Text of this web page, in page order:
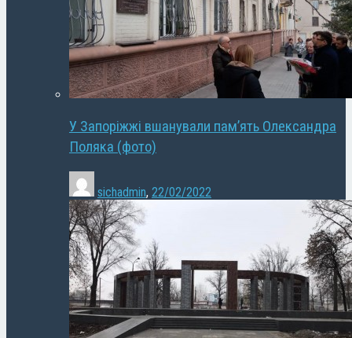
У Запоріжжі вшанували пам’ять Олександра
Поляка (фото)
sichadmin, 22/02/2022